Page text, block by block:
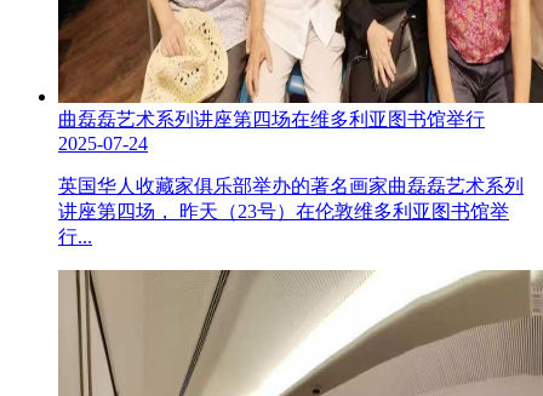
曲磊磊艺术系列讲座第四场在维多利亚图书馆举行
2025-07-24
英国华人收藏家俱乐部举办的著名画家曲磊磊艺术系列
讲座第四场， 昨天（23号）在伦敦维多利亚图书馆举
行...